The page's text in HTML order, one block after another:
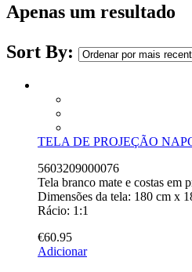
Apenas um resultado
Sort By:
TELA DE PROJEÇÃO
5603209000076
Tela branco mate e costas em
Dimensões da tela: 180 cm x
Rácio: 1:1
€60.95
Adicionar